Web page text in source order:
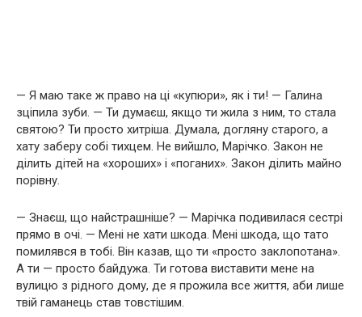
— Я маю таке ж право на ці «купюри», як і ти! — Галина
зціпила зуби. — Ти думаєш, якщо ти жила з ним, то стала
святою? Ти просто хитріша. Думала, догляну старого, а
хату заберу собі тихцем. Не вийшло, Марічко. Закон не
ділить дітей на «хороших» і «поганих». Закон ділить майно
порівну.
— Знаєш, що найстрашніше? — Марічка подивилася сестрі
прямо в очі. — Мені не хати шкода. Мені шкода, що тато
помилявся в тобі. Він казав, що ти «просто заклопотана».
А ти — просто байдужа. Ти готова виставити мене на
вулицю з рідного дому, де я прожила все життя, аби лише
твій гаманець став товстішим.